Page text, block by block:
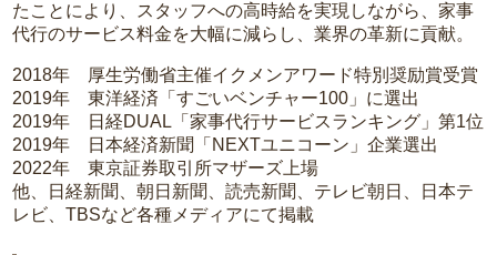
たことにより、スタッフへの高時給を実現しながら、家事
代行のサービス料金を大幅に減らし、業界の革新に貢献。
2018年 厚生労働省主催イクメンアワード特別奨励賞受賞
2019年 東洋経済「すごいベンチャー100」に選出
2019年 日経DUAL「家事代行サービスランキング」第1位
2019年 日本経済新聞「NEXTユニコーン」企業選出
2022年 東京証券取引所マザーズ上場
他、日経新聞、朝日新聞、読売新聞、テレビ朝日、日本テ
レビ、TBSなど各種メディアにて掲載